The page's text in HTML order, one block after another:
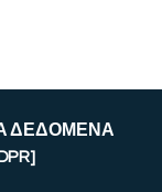
ΔΕΔΟΜΕΝΑ